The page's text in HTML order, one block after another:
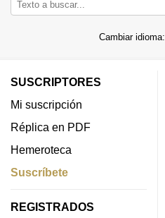
Cambiar idioma:
SUSCRIPTORES
Mi suscripción
Réplica en PDF
Hemeroteca
Suscríbete
REGISTRADOS